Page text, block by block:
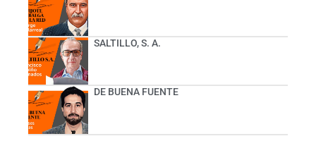
SALTILLO, S. A.
DE BUENA FUENTE